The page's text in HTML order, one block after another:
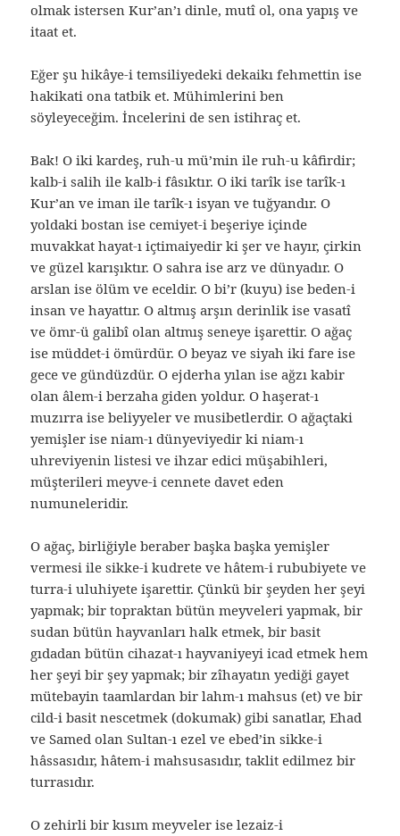
olmak istersen Kur’an’ı dinle, mutî ol, ona yapış ve
itaat et.
Eğer şu hikâye-i temsiliyedeki dekaikı fehmettin ise
hakikati ona tatbik et. Mühimlerini ben
söyleyeceğim. İncelerini de sen istihraç et.
Bak! O iki kardeş, ruh-u mü’min ile ruh-u kâfirdir;
kalb-i salih ile kalb-i fâsıktır. O iki tarîk ise tarîk-ı
Kur’an ve iman ile tarîk-ı isyan ve tuğyandır. O
yoldaki bostan ise cemiyet-i beşeriye içinde
muvakkat hayat-ı içtimaiyedir ki şer ve hayır, çirkin
ve güzel karışıktır. O sahra ise arz ve dünyadır. O
arslan ise ölüm ve eceldir. O bi’r (kuyu) ise beden-i
insan ve hayattır. O altmış arşın derinlik ise vasatî
ve ömr-ü galibî olan altmış seneye işarettir. O ağaç
ise müddet-i ömürdür. O beyaz ve siyah iki fare ise
gece ve gündüzdür. O ejderha yılan ise ağzı kabir
olan âlem-i berzaha giden yoldur. O haşerat-ı
muzırra ise beliyyeler ve musibetlerdir. O ağaçtaki
yemişler ise niam-ı dünyeviyedir ki niam-ı
uhreviyenin listesi ve ihzar edici müşabihleri,
müşterileri meyve-i cennete davet eden
numuneleridir.
O ağaç, birliğiyle beraber başka başka yemişler
vermesi ile sikke-i kudrete ve hâtem-i rububiyete ve
turra-i uluhiyete işarettir. Çünkü bir şeyden her şeyi
yapmak; bir topraktan bütün meyveleri yapmak, bir
sudan bütün hayvanları halk etmek, bir basit
gıdadan bütün cihazat-ı hayvaniyeyi icad etmek hem
her şeyi bir şey yapmak; bir zîhayatın yediği gayet
mütebayin taamlardan bir lahm-ı mahsus (et) ve bir
cild-i basit nescetmek (dokumak) gibi sanatlar, Ehad
ve Samed olan Sultan-ı ezel ve ebed’in sikke-i
hâssasıdır, hâtem-i mahsusasıdır, taklit edilmez bir
turrasıdır.
O zehirli bir kısım meyveler ise lezaiz-i